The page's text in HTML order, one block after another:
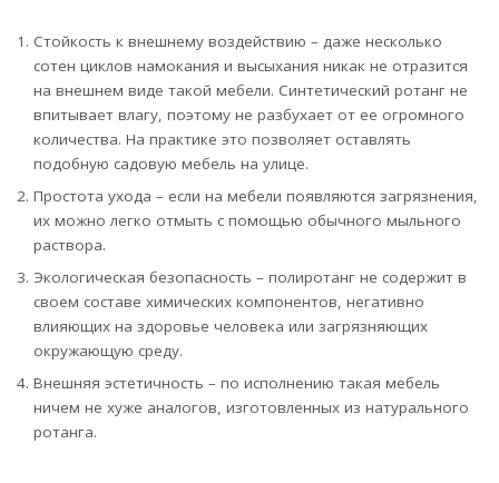
Стойкость к внешнему воздействию – даже несколько
сотен циклов намокания и высыхания никак не отразится
на внешнем виде такой мебели. Синтетический ротанг не
впитывает влагу, поэтому не разбухает от ее огромного
количества. На практике это позволяет оставлять
подобную садовую мебель на улице.
Простота ухода – если на мебели появляются загрязнения,
их можно легко отмыть с помощью обычного мыльного
раствора.
Экологическая безопасность – полиротанг не содержит в
своем составе химических компонентов, негативно
влияющих на здоровье человека или загрязняющих
окружающую среду.
Внешняя эстетичность – по исполнению такая мебель
ничем не хуже аналогов, изготовленных из натурального
ротанга.